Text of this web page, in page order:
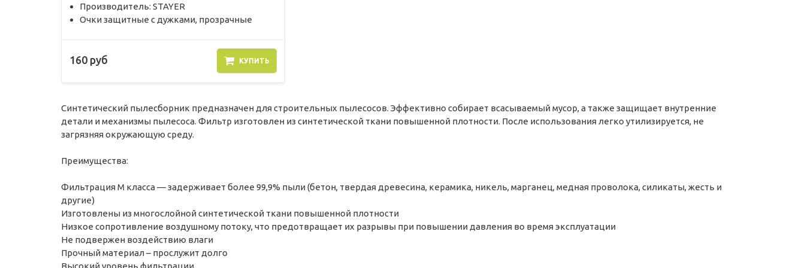
Производитель: STAYER
Очки защитные с дужками, прозрачные
160 руб КУПИТЬ
Синтетический пылесборник предназначен для строительных пылесосов. Эффективно собирает всасываемый мусор, а также защищает внутренние
детали и механизмы пылесоса. Фильтр изготовлен из синтетической ткани повышенной плотности. После использования легко утилизируется, не
загрязняя окружающую среду.
Преимущества:
Фильтрация M класса — задерживает более 99,9% пыли (бетон, твердая древесина, керамика, никель, марганец, медная проволока, силикаты, жесть и
другие)
Изготовлены из многослойной синтетической ткани повышенной плотности
Низкое сопротивление воздушному потоку, что предотвращает их разрывы при повышении давления во время эксплуатации
Не подвержен воздействию влаги
Прочный материал – прослужит долго
Высокий уровень фильтрации